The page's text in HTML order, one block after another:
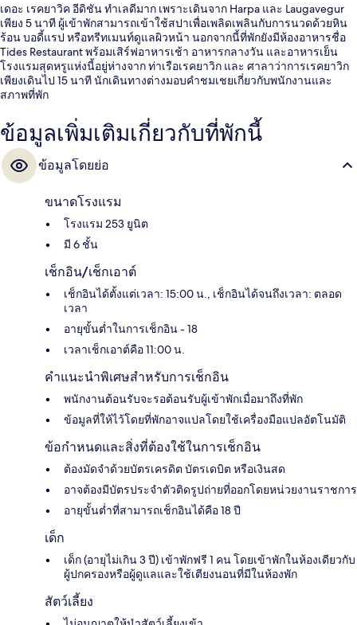
เดอะ เรคยาวิค อีดิชัน ทำเลดีมาก เพราะเดินจาก Harpa และ Laugavegur
เพียง 5 นาที ผู้เข้าพักสามารถเข้าใช้สปาเพื่อเพลิดเพลินกับการนวดด้วยหิน
ร้อน บอดี้แรป หรือทรีทเมนท์ดูแลผิวหน้า นอกจากนี้ที่พักยังมีห้องอาหารชื่อ
Tides Restaurant พร้อมเสิร์ฟอาหารเช้า อาหารกลางวัน และอาหารเย็น
โรงแรมสุดหรูแห่งนี้อยู่ห่างจาก ท่าเรือเรคยาวิก และ ศาลาว่าการเรคยาวิก
เพียงเดินไป 15 นาที นักเดินทางต่างมอบคำชมเชยเกี่ยวกับพนักงานและ
สภาพที่พัก
ข้อมูลเพิ่มเติมเกี่ยวกับที่พักนี้
ข้อมูลโดยย่อ
ขนาดโรงแรม
โรงแรม 253 ยูนิต
มี 6 ชั้น
เช็กอิน/เช็กเอาต์
เช็กอินได้ตั้งแต่เวลา: 15:00 น., เช็กอินได้จนถึงเวลา: ตลอด
เวลา
อายุขั้นต่ำในการเช็กอิน - 18
เวลาเช็กเอาต์คือ 11:00 น.
คำแนะนำพิเศษสำหรับการเช็กอิน
พนักงานต้อนรับจะรอต้อนรับผู้เข้าพักเมื่อมาถึงที่พัก
ข้อมูลที่ให้ไว้โดยที่พักอาจแปลโดยใช้เครื่องมือแปลอัตโนมัติ
ข้อกำหนดและสิ่งที่ต้องใช้ในการเช็กอิน
ต้องมัดจำด้วยบัตรเครดิต บัตรเดบิต หรือเงินสด
อาจต้องมีบัตรประจำตัวติดรูปถ่ายที่ออกโดยหน่วยงานราชการ
อายุขั้นต่ำที่สามารถเช็กอินได้คือ 18 ปี
เด็ก
เด็ก (อายุไม่เกิน 3 ปี) เข้าพักฟรี 1 คน โดยเข้าพักในห้องเดียวกับ
ผู้ปกครองหรือผู้ดูแลและใช้เตียงนอนที่มีในห้องพัก
สัตว์เลี้ยง